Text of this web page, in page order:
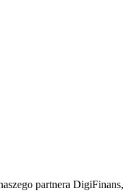
partnera DigiFinans,